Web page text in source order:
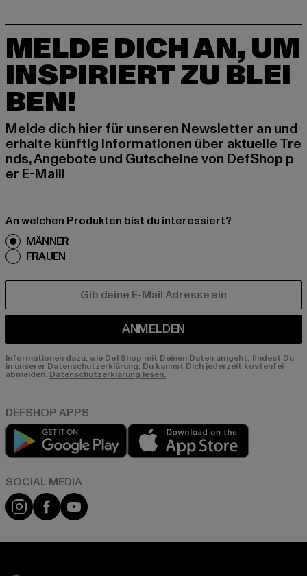
MELDE DICH AN, UM
INSPIRIERT ZU BLEI
BEN!
Melde dich hier für unseren Newsletter an und
erhalte künftig Informationen über aktuelle Tre
nds, Angebote und Gutscheine von DefShop p
er E-Mail!
An welchen Produkten bist du interessiert?
MÄNNER
FRAUEN
ANMELDEN
Informationen dazu, wie DefShop mit Deinen Daten umgeht, findest Du
in unserer Datenschutzerklärung. Du kannst Dich jederzeit kostenfei
abmelden. Datenschutzerklärung lesen.
Play market
Instagram
FacebookYouTube